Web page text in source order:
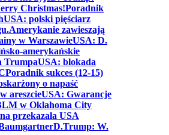
Christmas!Poradnik
USA: polski pięściarz
Amerykanie zawieszają
w WarszawieUSA: D.
amerykańskie
TrumpaUSA: blokada
Poradnik sukces (12-15)
o napaść
areszcieUSA: Gwarancje
w Oklahoma City
przekazała USA
D.Trump: W.